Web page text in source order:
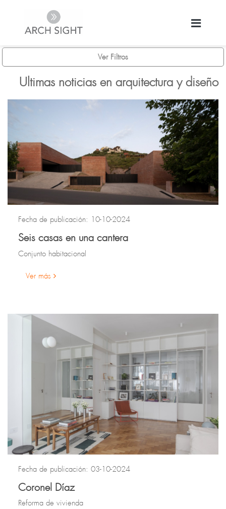
Ver Filtros
Ultimas noticias en arquitectura y diseño
Fecha de publicación: 10-10-2024
Seis casas en una cantera
Conjunto habitacional
Ver más
Fecha de publicación: 03-10-2024
Coronel Díaz
Reforma de vivienda